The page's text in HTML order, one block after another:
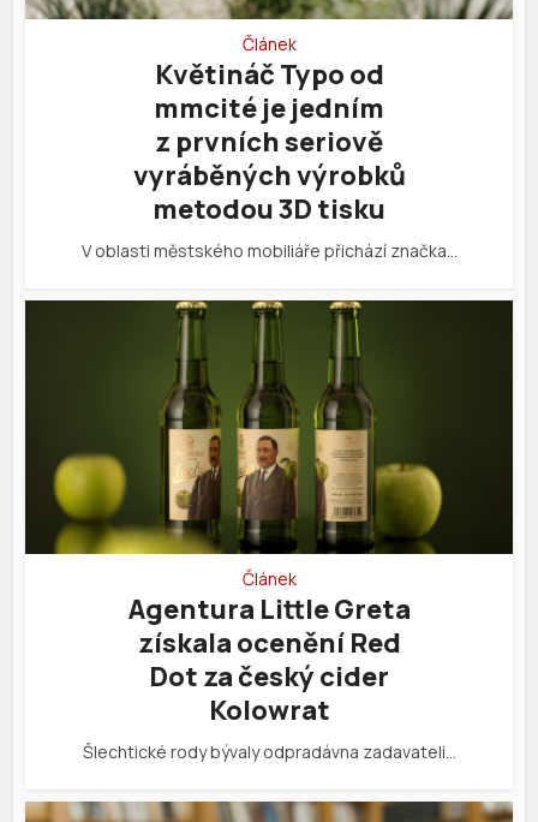
Článek
Květináč Typo od
mmcité je jedním
z prvních seriově
vyráběných výrobků
metodou 3D tisku
V oblasti městského mobiliáře přichází značka…
Článek
Agentura Little Greta
získala ocenění Red
Dot za český cider
Kolowrat
Šlechtické rody bývaly odpradávna zadavateli…